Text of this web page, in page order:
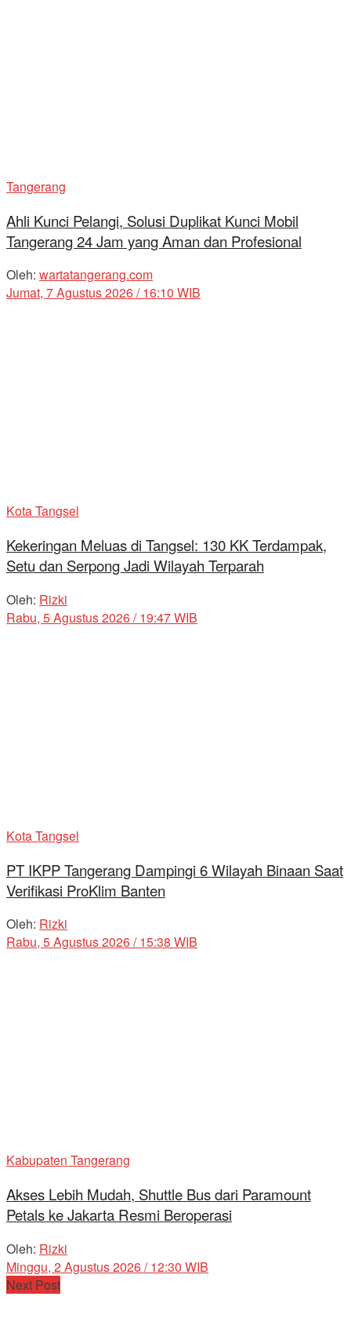
Tangerang
Ahli Kunci Pelangi, Solusi Duplikat Kunci Mobil
Tangerang 24 Jam yang Aman dan Profesional
Oleh: wartatangerang.com
Jumat, 7 Agustus 2026 / 16:10 WIB
Kota Tangsel
Kekeringan Meluas di Tangsel: 130 KK Terdampak,
Setu dan Serpong Jadi Wilayah Terparah
Oleh: Rizki
Rabu, 5 Agustus 2026 / 19:47 WIB
Kota Tangsel
PT IKPP Tangerang Dampingi 6 Wilayah Binaan Saat
Verifikasi ProKlim Banten
Oleh: Rizki
Rabu, 5 Agustus 2026 / 15:38 WIB
Kabupaten Tangerang
Akses Lebih Mudah, Shuttle Bus dari Paramount
Petals ke Jakarta Resmi Beroperasi
Oleh: Rizki
Minggu, 2 Agustus 2026 / 12:30 WIB
Next Post